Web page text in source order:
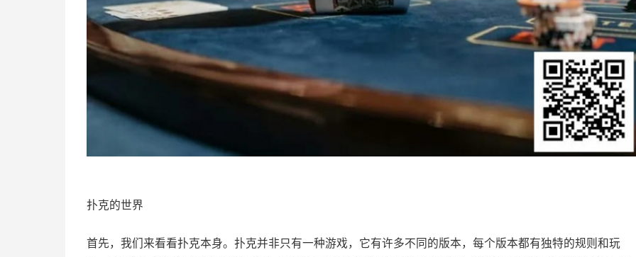
扑克的世界
首先，我们来看看扑克本身。扑克并非只有一种游戏，它有许多不同的版本，每个版本都有独特的规则和玩